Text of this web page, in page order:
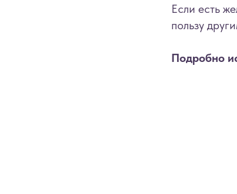
Если есть
пользу
Подробно